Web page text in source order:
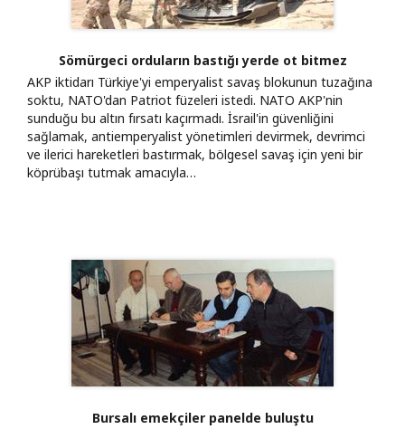
Sömürgeci orduların bastığı yerde ot bitmez
AKP iktidarı Türkiye'yi emperyalist savaş blokunun tuzağına
soktu, NATO'dan Patriot füzeleri istedi. NATO AKP'nin
sunduğu bu altın fırsatı kaçırmadı. İsrail'in güvenliğini
sağlamak, antiemperyalist yönetimleri devirmek, devrimci
ve ilerici hareketleri bastırmak, bölgesel savaş için yeni bir
köprübaşı tutmak amacıyla…
Bursalı emekçiler panelde buluştu